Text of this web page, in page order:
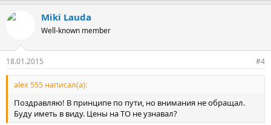
на развод.
Единственный нормальный договор увидел у АВТОЦЕНТР-а
ЛЮБЛИНО. И о чудо - аж целых пять машин в наличии. Даже
не поверил сначала.
Допы предложили, но навязывать не стали - политика фирмы
(красавчики). Так не хотелось втридорого покупать всякий
ненужный хлам.
Машинки были даже по старой цене, хотя на момент, когда я
на них вышел уже пару дней, как Ниссан разослал новый
прайс.
Если бы не цвет, мог бы взять машинку по старой цене. Жалею
Miki Lauda
Well-known member
18.01.2015 #4
alex 555 написал(а):
Поздравляю! В принципе по пути, но внимания не обращал.
Буду иметь в виду. Цены на ТО не узнавал?